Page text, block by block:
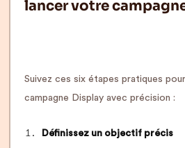
lancer votre
Suivez ces six étapes pratiques
campagne Display avec précision :
Définissez un objectif précis